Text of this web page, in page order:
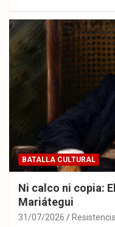
BATALLA CULTURAL
Ni calco ni copia:
Mariátegui
31/07/2026